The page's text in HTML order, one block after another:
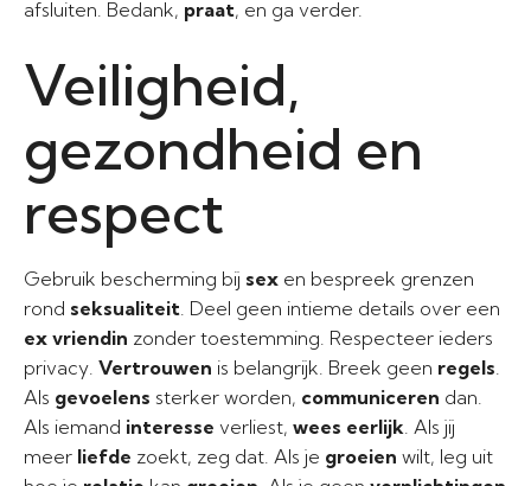
afsluiten. Bedank, praat, en ga verder.
Veiligheid,
gezondheid en
respect
Gebruik bescherming bij sex en bespreek grenzen
rond seksualiteit. Deel geen intieme details over een
ex vriendin zonder toestemming. Respecteer ieders
privacy. Vertrouwen is belangrijk. Breek geen regels.
Als gevoelens sterker worden, communiceren dan.
Als iemand interesse verliest, wees eerlijk. Als jij
meer liefde zoekt, zeg dat. Als je groeien wilt, leg uit